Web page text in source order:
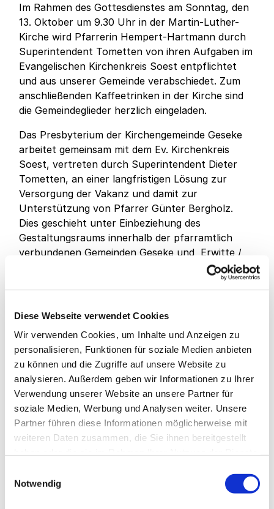
Diese Webseite verwendet Cookies
Wir verwenden Cookies, um Inhalte und Anzeigen zu
personalisieren, Funktionen für soziale Medien anbieten
zu können und die Zugriffe auf unsere Website zu
analysieren. Außerdem geben wir Informationen zu Ihrer
Verwendung unserer Website an unsere Partner für
soziale Medien, Werbung und Analysen weiter. Unsere
Partner führen diese Informationen möglicherweise mit
weiteren Daten zusammen, die Sie ihnen bereitgestellt
Notwendig
Im Rahmen des Gottesdienstes am Sonntag, den
13. Oktober um 9.30 Uhr in der Martin-Luther-
Kirche wird Pfarrerin Hempert-Hartmann durch
Superintendent Tometten von ihren Aufgaben im
Evangelischen Kirchenkreis Soest entpflichtet
und aus unserer Gemeinde verabschiedet. Zum
anschließenden Kaffeetrinken in der Kirche sind
die Gemeindeglieder herzlich eingeladen.
Das Presbyterium der Kirchengemeinde Geseke
arbeitet gemeinsam mit dem Ev. Kirchenkreis
Soest, vertreten durch Superintendent Dieter
Tometten, an einer langfristigen Lösung zur
Versorgung der Vakanz und damit zur
Unterstützung von Pfarrer Günter Bergholz.
Dies geschieht unter Einbeziehung des
Gestaltungsraums innerhalb der pfarramtlich
verbundenen Gemeinden Geseke und Erwitte /
Herbstferien zunächst von Pfarrer Sven Fröhlich
Den Vorsitz im Presbyterium übernimmt ab dem
14. Oktober ebenfalls Pfarrer Sven Fröhlich aus
Anröchte, der in der vergangenen Sitzung
einstimmig gewählt wurde. Frau Andrea Wiehen
bleibt stellvertretende Vorsitzende.
Über weitere Entwicklungen werden wir wie